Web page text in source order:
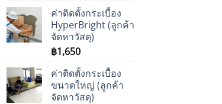
฿450
through
ค่าติดตั้งกระเบื้อง
HyperBright (ลูกค้า
จัดหาวัสดุ)
฿1,650
ค่าติดตั้งกระเบื้อง
ขนาดใหญ่ (ลูกค้า
จัดหาวัสดุ)